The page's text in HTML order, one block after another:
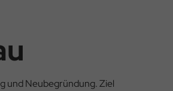
und Neubegründung. Ziel